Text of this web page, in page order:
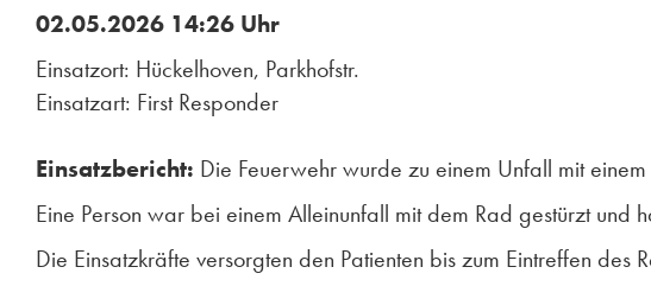
02.05.2026 14:26 Uhr
Einsatzort: Hückelhoven, Parkhofstr.
Einsatzart: First Responder
Einsatzbericht: Die Feuerwehr wurde zu einem Unfall mit
Eine Person war bei einem Alleinunfall mit dem Rad gestürzt und
Die Einsatzkräfte versorgten den Patienten bis zum Eintreffen des